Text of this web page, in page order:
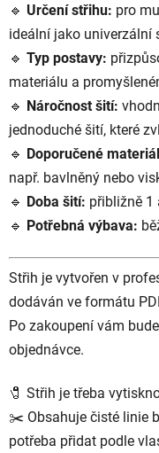
🔹 Určení střihu: pro
ideální jako univerzální
🔹 Typ postavy:
materiálu a
🔹 Náročnost šití:
jednoduché šití, které
🔹 Doporučené
např. bavlněný nebo
🔹 Doba šití: přibližně 1
🔹 Potřebná výbava:
Střih je vytvořen v
dodáván ve formátu
Po zakoupení vám
objednávce.
🧷 Střih je třeba
✂️ Obsahuje čisté linie
potřeba přidat podle